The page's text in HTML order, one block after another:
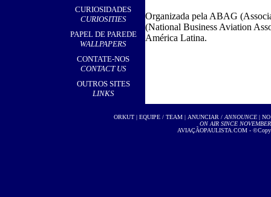
CURIOSIDADES
CURIOSITIES
PAPEL DE PAREDE
WALLPAPERS
CONTATE-NOS
CONTACT US
OUTROS SITES
LINKS
Organizada pela ABAG
(National Business Aviation
América Latina.
ORKUT| EQUIPE / TEAM| ANUNCIAR / ANNOUNCE| NO
ON AIR SINCE
AVIAÇÃOPAULISTA.COM -